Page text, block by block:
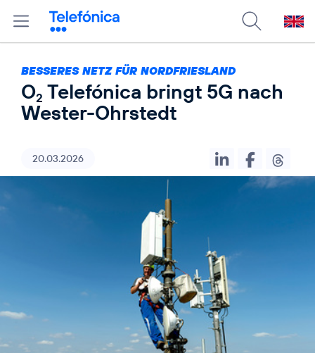
BESSERES NETZ FÜR NORDFRIESLAND
O2 Telefónica bringt 5G nach
Wester-Ohrstedt
20.03.2026